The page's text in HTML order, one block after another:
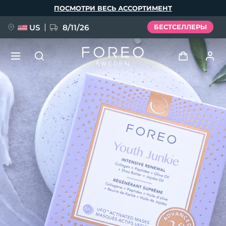
ПОСМОТРИ ВЕСЬ АССОРТИМЕНТ
US 8/11/26 БЕСТСЕЛЛЕРЫ
Войти
Профиль пользователя
Мои приборы
Мои заказы
Мои адреса
Мои подписки
НОВИНКА
FAQ™ Pure Beauty-Tech Elixir
BREAKING NEWS
issa™ Teeth Whitening Set
Язык
English Deutsch
Español
Français
Italiano
Português
Polski
Svenska
Русский
Türkçe
简体中文 繁體中文